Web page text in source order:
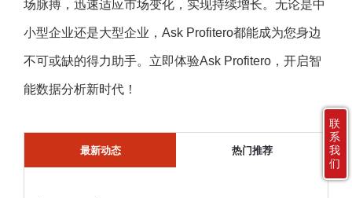
场脉搏，迅速适应市场变化，实现持续增长。无论是中
小型企业还是大型企业，Ask Profitero都能成为您身边
不可或缺的得力助手。立即体验Ask Profitero，开启智
能数据分析新时代！
最新动态 热门推荐
联
系
我
们